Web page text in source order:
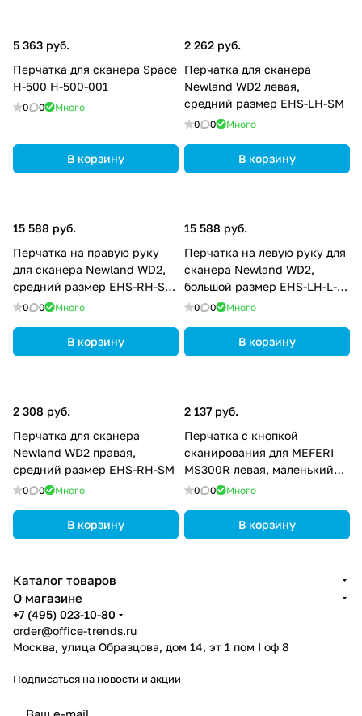
5 363 руб.
Перчатка для сканера Space
H-500 H-500-001
0 0 Много
В корзину
2 262 руб.
Перчатка для сканера
Newland WD2 левая,
средний размер EHS-LH-SM
0 0 Много
В корзину
15 588 руб.
Перчатка на правую руку
для сканера Newland WD2,
средний размер EHS-RH-SM-
050 0 Много
В корзину
15 588 руб.
Перчатка на левую руку для
сканера Newland WD2,
большой размер EHS-LH-L-
050 0 Много
В корзину
2 308 руб.
Перчатка для сканера
Newland WD2 правая,
средний размер EHS-RH-SM
0 0 Много
В корзину
2 137 руб.
Перчатка с кнопкой
сканирования для MEFERI
MS300R левая, маленький
размер MS300R-WGLVSL-02
0 0 Много
В корзину
Каталог товаров
О магазине
+7 (495) 023-10-80
order@office-trends.ru
Москва, улица Образцова, дом 14, эт 1 пом I оф 8
Подписаться на новости и акции